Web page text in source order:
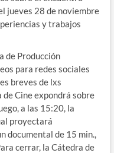
jueves 28 de noviembre
y trabajos
de Producción
para redes sociales
breves de lxs
Cine expondrá sobre
a las 15:20, la
proyectará
documental de 15 min.,
cerrar, la Cátedra de